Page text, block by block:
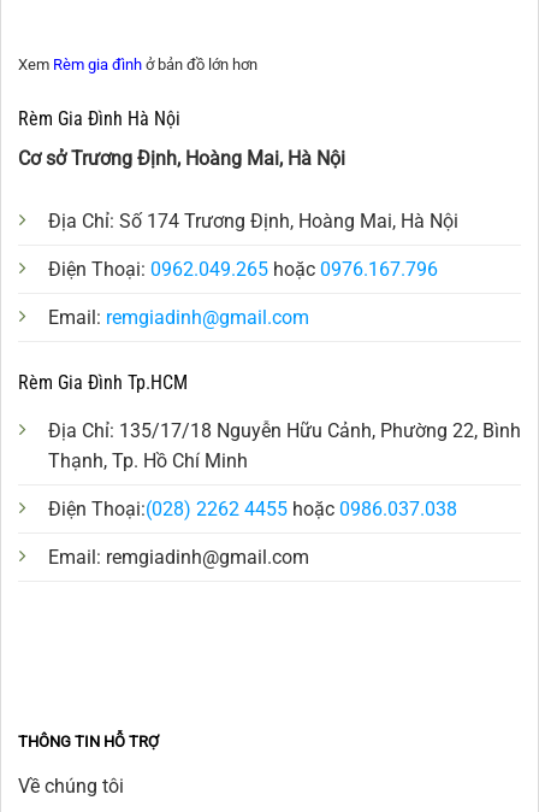
Xem Rèm gia đình ở bản đồ lớn hơn
Rèm Gia Đình Hà Nội
Cơ sở Trương Định, Hoàng Mai, Hà Nội
Địa Chỉ: Số 174 Trương Định, Hoàng Mai, Hà Nội
Điện Thoại: 0962.049.265 hoặc 0976.167.796
Email: remgiadinh@gmail.com
Rèm Gia Đình Tp.HCM
Địa Chỉ: 135/17/18 Nguyễn Hữu Cảnh, Phường 22, Bình
Thạnh, Tp. Hồ Chí Minh
Điện Thoại:(028) 2262 4455 hoặc 0986.037.038
Email: remgiadinh@gmail.com
THÔNG TIN HỖ TRỢ
Về chúng tôi